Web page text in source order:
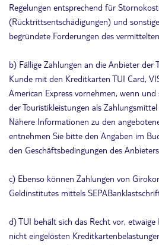
Regelungen entsprechend für
(Rücktrittsentschädigungen) und
begründete Forderungen des
b) Fällige Zahlungen an die Anbieter der
Kunde mit den Kreditkarten TUI Card,
American Express vornehmen, wenn
der Touristikleistungen als
Nähere Informationen zu den
entnehmen Sie bitte den Angaben im
den Geschäftsbedingungen des
c) Ebenso können Zahlungen von
Geldinstitutes mittels
d) TUI behält sich das Recht vor,
nicht eingelösten